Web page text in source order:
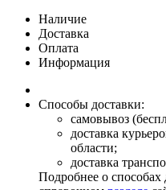
Наличие
Доставка
Оплата
Информация
Способы доставки:
самовывоз
доставка
области;
доставка
Подробнее о способах